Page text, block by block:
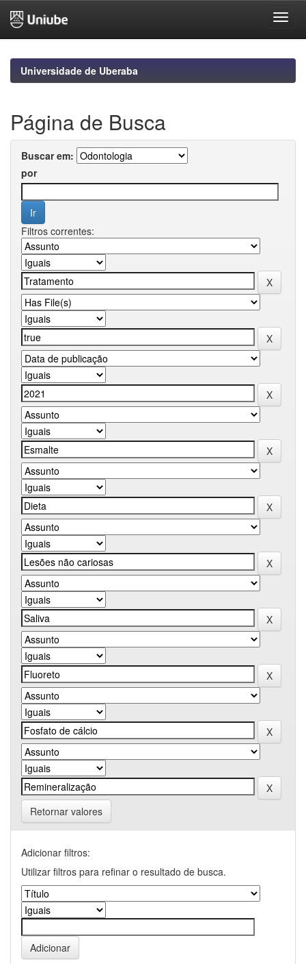
navigationUniversidade de Uberaba
Página de Busca
Buscar em:
por
Filtros correntes:
Retornar valores
Adicionar filtros:
Utilizar filtros para refinar o resultado de busca.